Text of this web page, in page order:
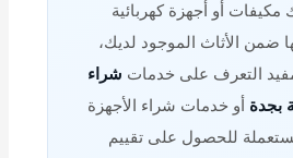
مكيفات أو أجهزة كهربائية
ضمن الأثاث الموجود لديك،
التعرف على خدمات شراء
بجدة أو خدمات شراء الأجهزة
للحصول على تقييم